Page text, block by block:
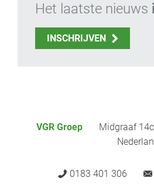
Het laatste nieuws
INSCHRIJVEN
VGR Groep
Midgraaf
0183 401 306